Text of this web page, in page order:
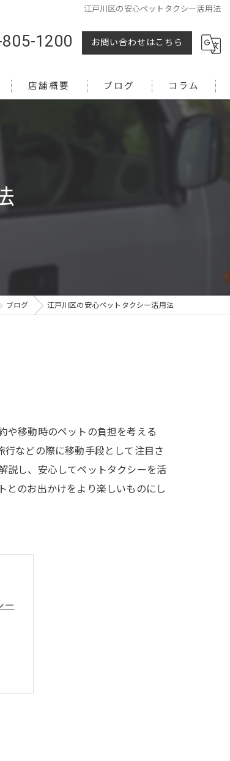
江戸川区の安心ペットタクシー活用法
1200 お問い合わせはこちら
店舗概要 ブログ コラム
ブログ 江戸川区の安心ペットタクシー活用法
や移動時のペットの負担を考える
行などの際に移動手段として注目さ
説し、安心してペットタクシーを活
とのお出かけをより楽しいものにし
ー